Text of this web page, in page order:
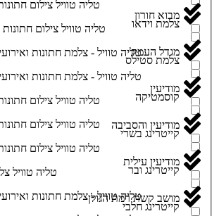
צלמת וידאו
צלמת סטילס
קוסמטיקה
קייטרינג בשרי
קייטרינג ובר
קייטרינג חלבי
מבוא חורון
מגדל העמק
מודיעין
מודיעין והסביבה
מודיעין עילית
מושב קשת רמת הגולן